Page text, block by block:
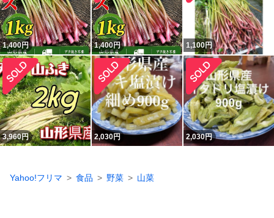
1,400円 1,400円 1,100円
3,960円 2,030円 2,030円
Yahoo!フリマ 食品 野菜 山菜